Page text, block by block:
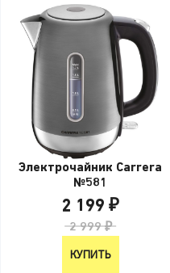
Электрочайник Carrera
№581
2 199 ₽
2 999 ₽
КУПИТЬ